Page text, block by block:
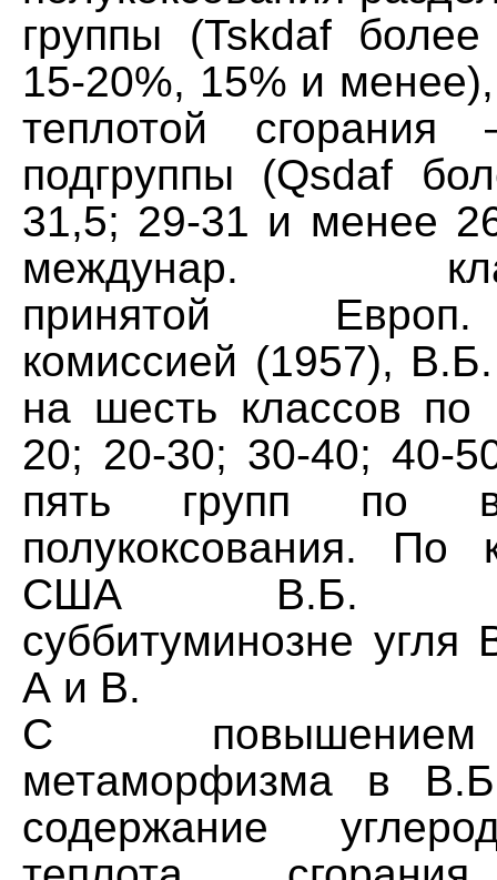
группы (Tskdaf
15-20%, 15% и
теплотой
подгруппы (Qsdaf
31,5; 29-31 и менее
междунар.
принятой
комиссией (1957),
на шесть классов по
20; 20-30; 30-40; 40-
пять групп по
полукоксования. По
США В.Б.
суббитуминозне
А и В.
С
метаморфизма в
содержание